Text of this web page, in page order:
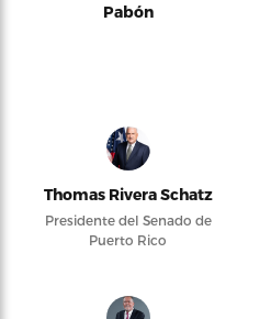
Pabón
Thomas Rivera Schatz
Presidente del Senado de
Puerto Rico